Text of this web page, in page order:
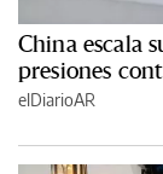
China escala
presiones
elDiarioAR